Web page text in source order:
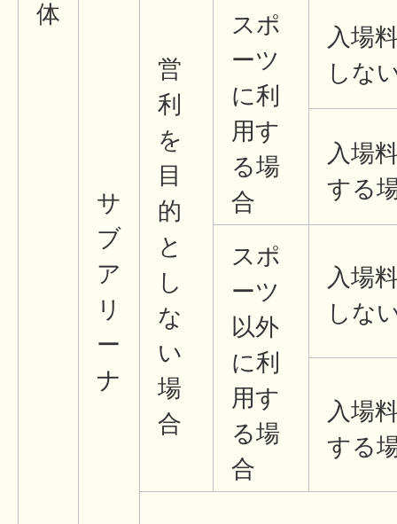
体
サ
ブ
ア
リ
ー
ナ
営
利
を
目
的
と
し
な
い
場
合
スポ
ーツ
に利
用す
る場
合
入場
しな
入場
する
スポ
ーツ
以外
に利
用す
る場
合
入場
しな
入場
する